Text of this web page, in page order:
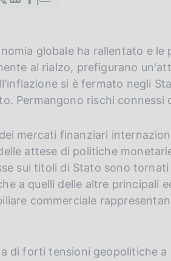
globale ha rallentato e
al rialzo, prefigurano
si è fermato negli
Permangono rischi
mercati finanziari
attese di politiche
sui titoli di Stato sono
a quelli delle altre principali
commerciale
di forti tensioni geopolitiche